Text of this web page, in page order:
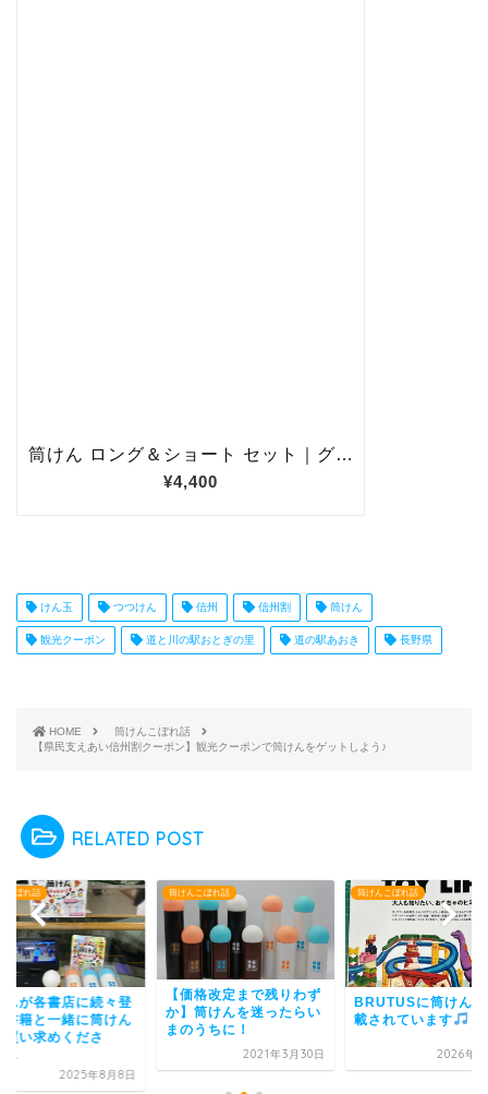
けん玉 つつけん 信州 信州割 筒けん
観光クーポン 道と川の駅おとぎの里 道の駅あおき 長野県
HOME
筒けんこぼれ話
【県民支えあい信州割クーポン】観光クーポンで筒けんをゲットしよう♪
RELATED POST
こぼれ話
格改定まで残りわず
筒けんを迷ったらい
うちに！
筒けんこぼれ話
BRUTUSに筒けんが掲
載されています
2026年3月9日
筒けんこぼれ話
筒けんが各書店に続
場！書籍と一緒に筒
2025年8